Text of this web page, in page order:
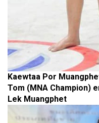
Kaewtaa Por
Tom (MNA Champion)
Lek Muangphet